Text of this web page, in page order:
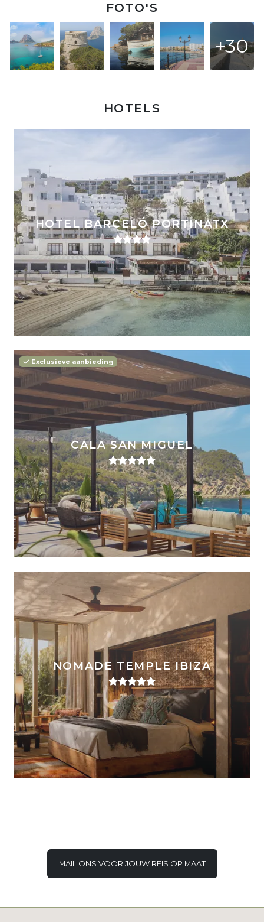
FOTO'S
+30
HOTELS
HOTEL BARCELÓ PORTINATX
CALA SAN MIGUEL
Exclusieve aanbieding
NOMADE TEMPLE IBIZA
MAIL ONS VOOR JOUW REIS OP MAAT